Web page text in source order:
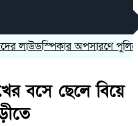
অপসারণে পুলিশের
বসে ছেলে বিয়ে